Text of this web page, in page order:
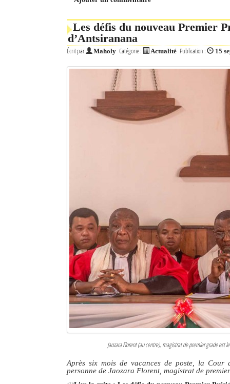
Les défis du nouveau Premier
d’Antsiranana
Écrit par Maholy Catégorie : Actualité Publication : 15
Jaozara Florent (au centre), magistrat de premier grade est
Après six mois de vacances de poste, la Cour
personne de Jaozara Florent, magistrat de